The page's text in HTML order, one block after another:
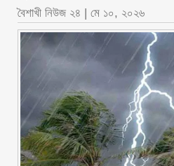
বৈশাখী নিউজ ২৪ | মে ১০, ২০২৬